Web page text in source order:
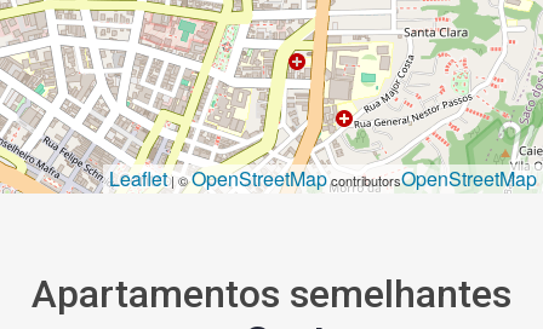
Leaflet| ©OpenStreetMapcontributorsOpenStreetMap
Apartamentos semelhantes